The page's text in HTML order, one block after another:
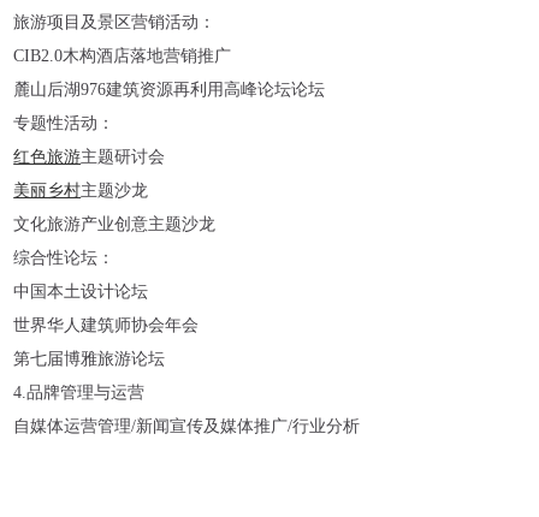
旅游项目及景区营销活动：
CIB2.0木构酒店落地营销推广
麓山后湖976建筑资源再利用高峰论坛论坛
专题性活动：
红色旅游主题研讨会
美丽乡村主题沙龙
文化旅游产业创意主题沙龙
综合性论坛：
中国本土设计论坛
世界华人建筑师协会年会
第七届博雅旅游论坛
4.品牌管理与运营
自媒体运营管理/新闻宣传及媒体推广/行业分析